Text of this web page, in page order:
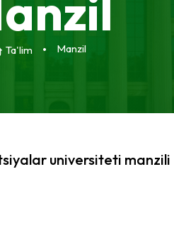
Ta'lim Manzil
universiteti manzili